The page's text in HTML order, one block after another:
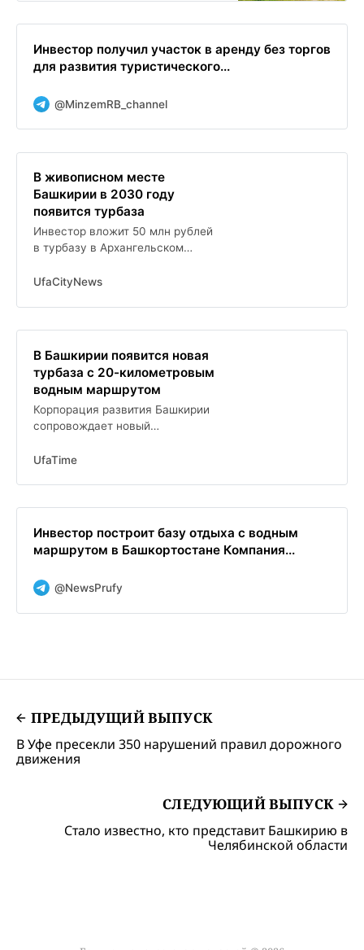
Инвестор получил участок в аренду без торгов
для развития туристического...
@MinzemRB_channel
В живописном месте
Башкирии в 2030 году
появится турбаза
Инвестор вложит 50 млн рублей
в турбазу в Архангельском
UfaCityNews
В Башкирии появится новая
турбаза с 20-километровым
водным маршрутом
Корпорация развития Башкирии
сопровождает новый
UfaTime
Инвестор построит базу отдыха с водным
маршрутом в Башкортостане Компания...
@NewsPrufy
ПРЕДЫДУЩИЙ ВЫПУСК
В Уфе пресекли 350 нарушений правил дорожного
движения
СЛЕДУЮЩИЙ ВЫПУСК
Стало известно, кто представит Башкирию в
Челябинской области